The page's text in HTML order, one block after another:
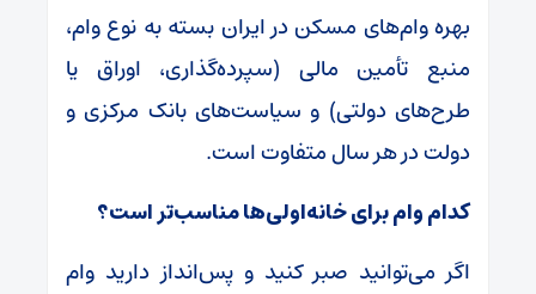
بهره وام‌های مسکن در ایران بسته به نوع وام،
منبع تأمین مالی (سپرده‌گذاری، اوراق یا
طرح‌های دولتی) و سیاست‌های بانک مرکزی و
دولت در هر سال متفاوت است.
کدام وام برای خانه‌اولی‌ها مناسب‌تر است؟
اگر می‌توانید صبر کنید و پس‌انداز دارید وام